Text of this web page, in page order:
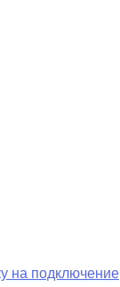
на подключение